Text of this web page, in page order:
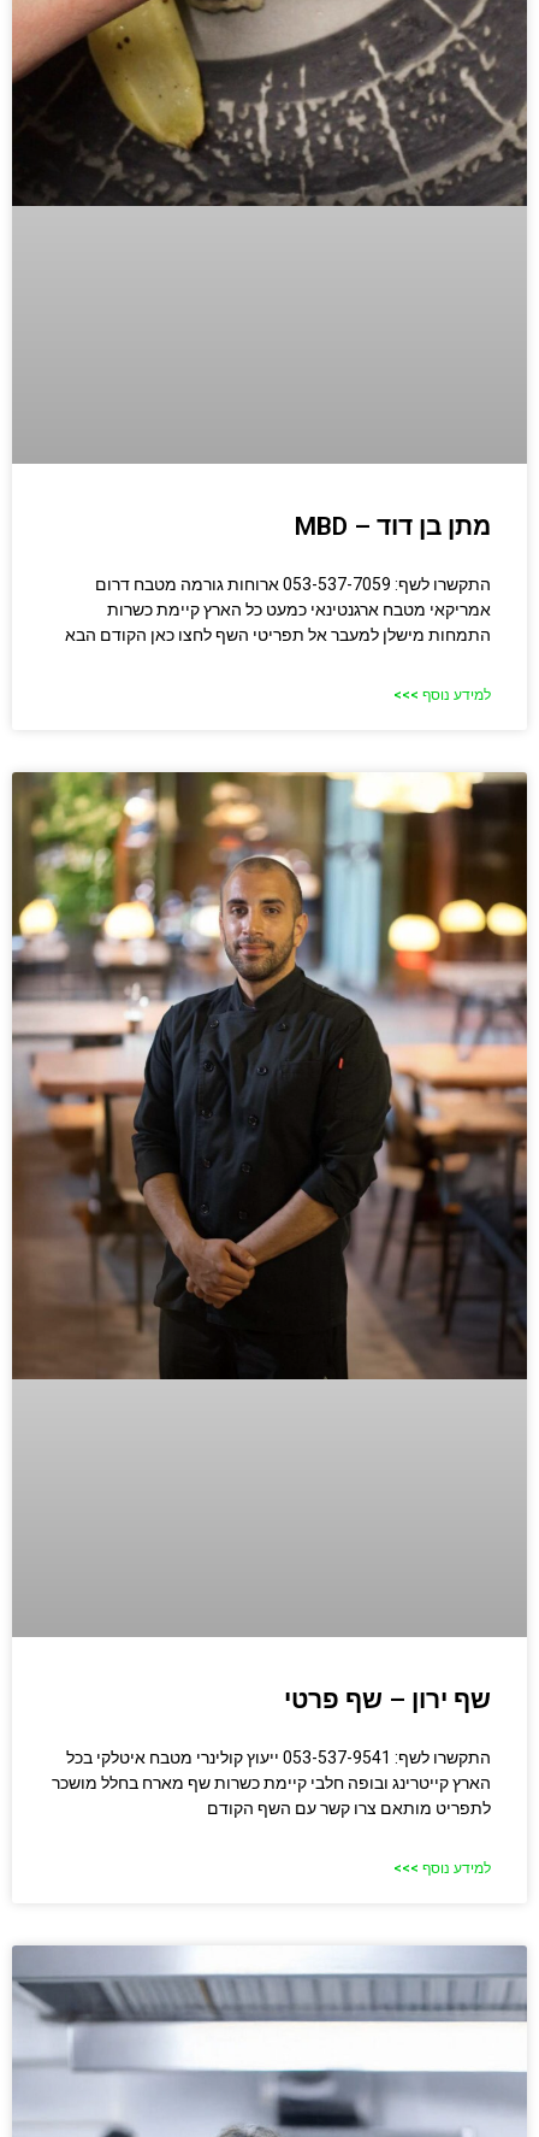
מתן בן דוד – MBD
התקשרו לשף: 053-537-7059 ארוחות גורמה מטבח דרום
אמריקאי מטבח ארגנטינאי כמעט כל הארץ קיימת כשרות
התמחות מישלן למעבר אל תפריטי השף לחצו כאן הקודם הבא
למידע נוסף >>>
שף ירון – שף פרטי
התקשרו לשף: 053-537-9541 ייעוץ קולינרי מטבח איטלקי בכל
הארץ קייטרינג ובופה חלבי קיימת כשרות שף מארח בחלל מושכר
לתפריט מותאם צרו קשר עם השף הקודם
למידע נוסף >>>